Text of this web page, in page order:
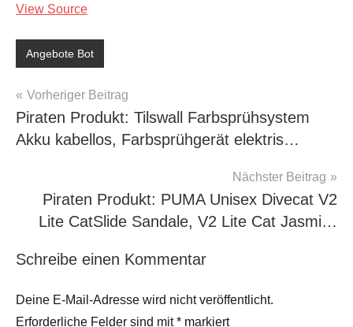
View Source
Angebote Bot
Beitragsnavigation
Vorheriger Beitrag
Piraten Produkt: Tilswall Farbsprühsystem
Akku kabellos, Farbsprühgerät elektris…
Nächster Beitrag
Piraten Produkt: PUMA Unisex Divecat V2
Lite CatSlide Sandale, V2 Lite Cat Jasmi…
Schreibe einen Kommentar
Deine E-Mail-Adresse wird nicht veröffentlicht.
Erforderliche Felder sind mit* markiert